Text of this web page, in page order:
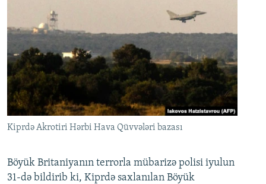
Kiprdə Akrotiri Hərbi Hava Qüvvələri bazası
Böyük Britaniyanın terrorla mübarizə polisi iyulun
31-də bildirib ki, Kiprdə saxlanılan Böyük